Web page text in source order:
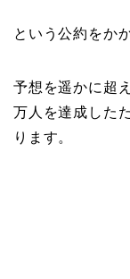
という公約をか
予想を遥かに超
万人を達成した
ります。